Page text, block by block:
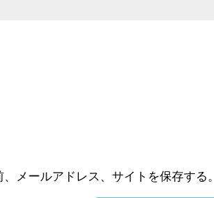
メールアドレス、サイトを保存する。